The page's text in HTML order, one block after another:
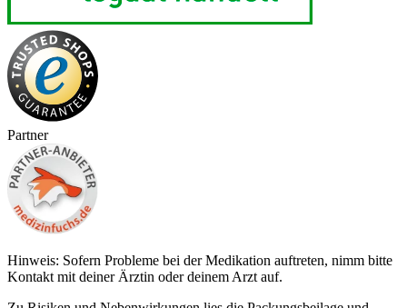
Partner
Hinweis: Sofern Probleme bei der Medikation auftreten, nimm bitte
Kontakt mit deiner Ärztin oder deinem Arzt auf.